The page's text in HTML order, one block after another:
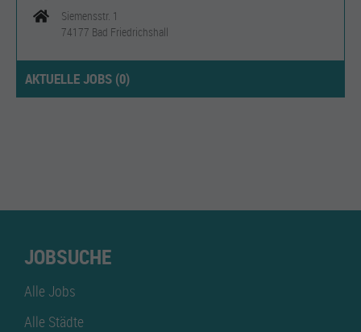
Siemensstr. 1
74177 Bad Friedrichshall
AKTUELLE JOBS (0)
JOBSUCHE
Alle Jobs
Alle Städte